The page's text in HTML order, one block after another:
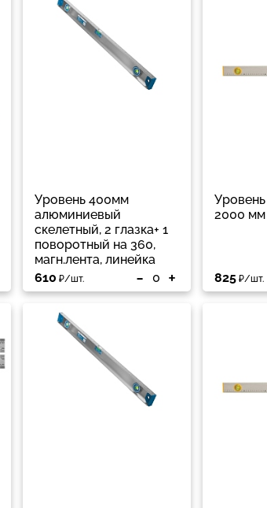
Уровень 400мм
алюминиевый
скелетный, 2 глазка+ 1
поворотный на 360,
магн.лента, линейка
610 ₽/шт. - +
2000 мм
825 ₽/шт.